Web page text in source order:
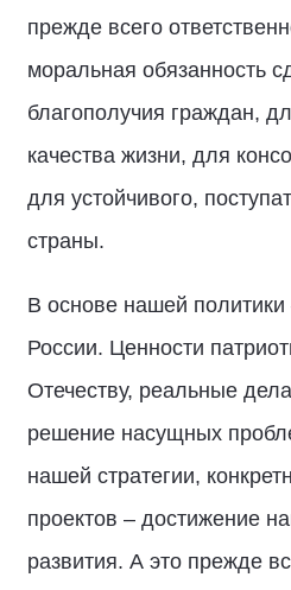
прежде всего
моральная обязанность
благополучия граждан,
качества жизни, для
для устойчивого,
страны.
В основе нашей
России. Ценности
Отечеству, реальные
решение насущных
нашей стратегии,
проектов – достижение
развития. А это прежде